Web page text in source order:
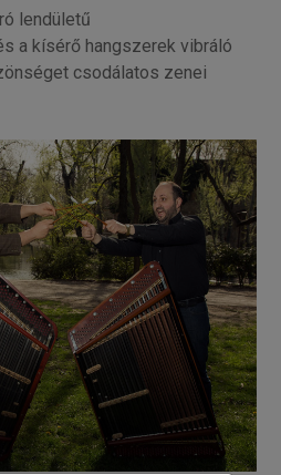
lendületű
a kísérő hangszerek vibráló
csodálatos zenei